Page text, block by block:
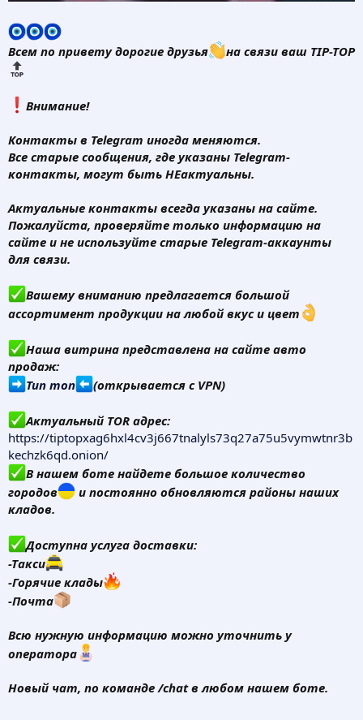
Всем по привету дорогие друзья на связи ваш TIP-TOP
️Внимание!
Контакты в Telegram иногда меняются.
Все старые сообщения, где указаны Telegram-
контакты, могут быть НЕактуальны.
Актуальные контакты всегда указаны на сайте.
Пожалуйста, проверяйте только информацию на
сайте и не используйте старые Telegram-аккаунты
для связи.
Вашему вниманию предлагается большой
ассортимент продукции на любой вкус и цвет
Наша витрина представлена на сайте авто
продаж:
Тип топ
(открывается с VPN)
Актуальный TOR адрес:
https://tiptopxag6hxl4cv3j667tnalyls73q27a75u5vymwtnr3b
kechzk6qd.onion/
В нашем боте найдете большое количество
городов
и постоянно обновляются районы наших
кладов.
Доступна услуга доставки:
-Такси
-Горячие клады
-Почта
Всю нужную информацию можно уточнить у
оператора
Новый чат, по команде /chat в любом нашем боте.